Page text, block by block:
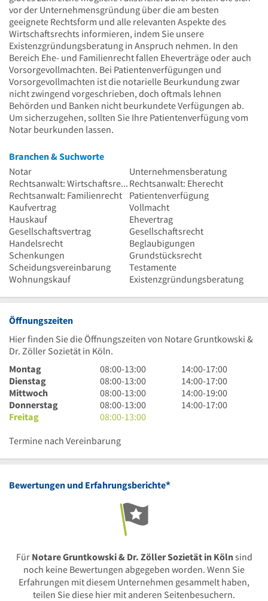
vor der Unternehmensgründung über die am besten
geeignete Rechtsform und alle relevanten Aspekte des
Wirtschaftsrechts informieren, indem Sie unsere
Existenzgründungsberatung in Anspruch nehmen. In den
Bereich Ehe- und Familienrecht fallen Eheverträge oder auch
Vorsorgevollmachten. Bei Patientenverfügungen und
Vorsorgevollmachten ist die notarielle Beurkundung zwar
nicht zwingend vorgeschrieben, doch oftmals lehnen
Behörden und Banken nicht beurkundete Verfügungen ab.
Um sicherzugehen, sollten Sie Ihre Patientenverfügung vom
Notar beurkunden lassen.
Branchen & Suchworte
Notar
Unternehmensberatung
Rechtsanwalt: Wirtschaftsrecht Rechtsanwalt: Eherecht
Rechtsanwalt: Familienrecht
Patientenverfügung
Kaufvertrag
Vollmacht
Hauskauf
Ehevertrag
Gesellschaftsvertrag
Gesellschaftsrecht
Handelsrecht
Beglaubigungen
Schenkungen
Grundstücksrecht
Scheidungsvereinbarung
Testamente
Wohnungskauf
Existenzgründungsberatung
Öffnungszeiten
Hier finden Sie die Öffnungszeiten von Notare Gruntkowski &
Dr. Zöller Sozietät in Köln.
Montag
8
Uhr
bis
13
Uhr
08:00-13:00
14
Uhr
bis
17
14:00-17:00
Dienstag
8
Uhr
bis
13
08:00-13:00
14
Uhr
bis
14:00-17:00
Mittwoch
8
Uhr
bis
Uhr
08:00-13:00
14
Uhr
14:00-19:00
Donnerstag
8
Uhr
13
08:00-13:00
14
14:00-17:00
Freitag
8
bis
Uhr
08:00-13:00
Termine nach Vereinbarung
Bewertungen und Erfahrungsberichte*
Für Notare Gruntkowski & Dr. Zöller Sozietät in Kölnsind
noch keine Bewertungen abgegeben worden. Wenn Sie
Erfahrungen mit diesem Unternehmen gesammelt haben,
teilen Sie diese hier mit anderen Seitenbesuchern.